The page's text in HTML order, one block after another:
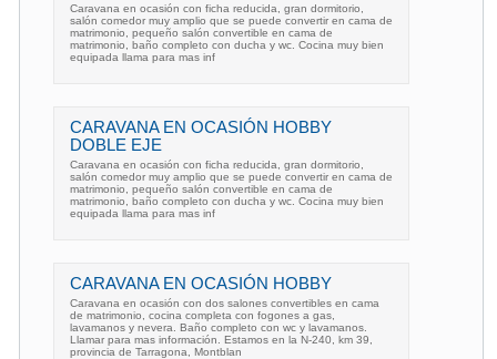
Caravana en ocasión con ficha reducida, gran dormitorio,
salón comedor muy amplio que se puede convertir en cama de
matrimonio, pequeño salón convertible en cama de
matrimonio, baño completo con ducha y wc. Cocina muy bien
equipada llama para mas inf
CARAVANA EN OCASIÓN HOBBY
DOBLE EJE
Caravana en ocasión con ficha reducida, gran dormitorio,
salón comedor muy amplio que se puede convertir en cama de
matrimonio, pequeño salón convertible en cama de
matrimonio, baño completo con ducha y wc. Cocina muy bien
equipada llama para mas inf
CARAVANA EN OCASIÓN HOBBY
Caravana en ocasión con dos salones convertibles en cama
de matrimonio, cocina completa con fogones a gas,
lavamanos y nevera. Baño completo con wc y lavamanos.
Llamar para mas información. Estamos en la N-240, km 39,
provincia de Tarragona, Montblan